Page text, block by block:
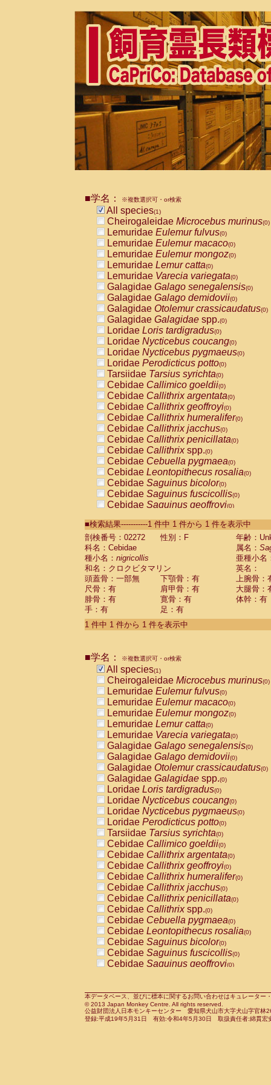
■学名： ※複数選択可・or検索
All species(1)
Cheirogaleidae Microcebus murinus(0)
Lemuridae Eulemur fulvus(0)
Lemuridae Eulemur macaco(0)
Lemuridae Eulemur mongoz(0)
Lemuridae Lemur catta(0)
Lemuridae Varecia variegata(0)
Galagidae Galago senegalensis(0)
Galagidae Galago demidovii(0)
Galagidae Otolemur crassicaudatus(0)
Galagidae Galagidae spp.(0)
Loridae Loris tardigradus(0)
Loridae Nycticebus coucang(0)
Loridae Nycticebus pygmaeus(0)
Loridae Perodicticus potto(0)
Tarsiidae Tarsius syrichta(0)
Cebidae Callimico goeldii(0)
Cebidae Callithrix argentata(0)
Cebidae Callithrix geoffroyi(0)
Cebidae Callithrix humeralifer(0)
Cebidae Callithrix jacchus(0)
Cebidae Callithrix penicillata(0)
Cebidae Callithrixspp.(0)
Cebidae Cebuella pygmaea(0)
Cebidae Leontopithecus rosalia(0)
Cebidae Saguinus bicolor(0)
Cebidae Saguinus fuscicollis(0)
Cebidae Saguinus geoffroyi(0)
CebidaeSaguinus labiatus(0)
Cebidae Saguinus leucopus (0)
Cebidae
CebidaeSaguinus mystax
CebidaeSaguinus nigricollis (1)
Cebidae Saguinus oedipus
Cebidae Saguinus weddelli
Cebidae Saguinusspp.
Cebidae Aotus trivirgatus
Cebidae Cebus albifrons
CebidaeCebus nigrivittatus
CebidaeCebus
CebidaeSaimiri boliviensis(0)
CebidaeSaimiri sciureus(0)
AtelidaeAlouatta caraya(0)
AtelidaeAlouatta fusca(0)
AtelidaeAlouatta seniculus
AtelidaeAlouattaspp.(0)
AtelidaeAteles belzebuth(0)
AtelidaeAteles geoffroyi(0)
AtelidaeAteles paniscus(0)
AtelidaeAtelesspp.(0)
Atelidae Lagothrix lagothricha
AtelidaeLagothrix lagothricha cana
PitheciidaeCacajao calvus
PitheciidaeCallicebus cupreus
PitheciidaeCallicebus donacophilus
PitheciidaeCallicebus moloch
PitheciidaeCallicebus torquatus
PitheciidaeCallicebusspp.(0)
PitheciidaeChiropotes satanas(0)
PitheciidaePithecia monachus
PitheciidaePithecia pithecia(0)
CercopithecidaeCercocebus agilis
CercopithecidaeCercocebus
CercopithecidaeCercocebus
CercopithecidaeCercocebus
CercopithecidaeCercocebus
CercopithecidaeCercocebushybrid
CercopithecidaePapio anubis(0)
CercopithecidaePapio cynocephalus
CercopithecidaePapio hamadryas(0)
■検索結果-----------1 件中 1 件から 1 件を表示中
剖検番号：02272
性別：F
年齢：
科名：Cebidae
属名：
種小名： nigricollis
亜種小名
和名：クロクビタマリン
英名：
頭蓋骨：一部無
下顎骨：有
上腕骨：
尺骨：有
肩甲骨：有
大腿骨：
腓骨：有
寛骨：有
体幹：有
手：有
足：有
1 件中 1 件から 1 件を表示中
■学名： ※複数選択可・or検索
All species(1)
Cheirogaleidae Microcebus murinus(0)
Lemuridae Eulemur fulvus(0)
Lemuridae Eulemur macaco(0)
Lemuridae Eulemur mongoz(0)
Lemuridae Lemur catta(0)
Lemuridae Varecia variegata(0)
Galagidae Galago senegalensis(0)
Galagidae Galago demidovii(0)
Galagidae Otolemur crassicaudatus(0)
Galagidae Galagidae spp.(0)
Loridae Loris tardigradus(0)
Loridae Nycticebus coucang(0)
Loridae Nycticebus pygmaeus(0)
Loridae Perodicticus potto(0)
Tarsiidae Tarsius syrichta(0)
Cebidae Callimico goeldii(0)
Cebidae Callithrix argentata(0)
Cebidae Callithrix geoffroyi(0)
Cebidae Callithrix humeralifer(0)
Cebidae Callithrix jacchus(0)
Cebidae Callithrix penicillata(0)
Cebidae Callithrixspp.(0)
Cebidae Cebuella pygmaea(0)
Cebidae Leontopithecus rosalia(0)
Cebidae Saguinus bicolor(0)
Cebidae Saguinus fuscicollis(0)
Cebidae Saguinus geoffroyi(0)
CebidaeSaguinus leucopus(0)
CebidaeSaguinus midas(0)
Cebidae Saguinus mystax(0)
本データベース、並びに標本に関するお問い合わせはキュレータ
© 2013 Japan Monkey Centre. All rights reserved.
公益財団法人日本モンキーセンター 愛知県犬山市大字犬山字官
登録:平成19年5月31日 有効:令和4年5月30日 取扱責任者:綿貫宏